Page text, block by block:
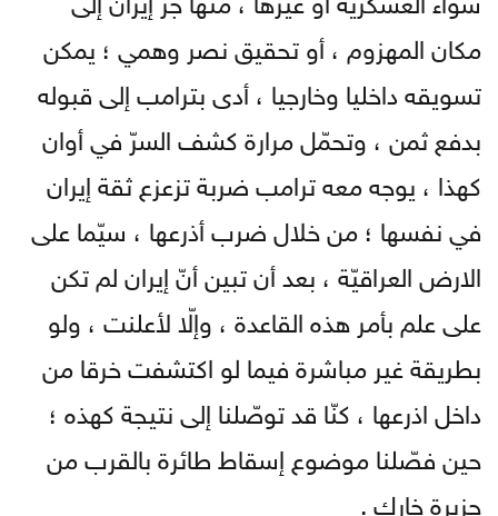
مكان المهزوم ، أو تحقيق نصر وهمي ؛ يمكن
تسويقه داخليا وخارجيا ، أدى بترامب إلى قبوله
بدفع ثمن ، وتحمّل مرارة كشف السرّ في أوان
كهذا ، يوجه معه ترامب ضربة تزعزع ثقة إيران
في نفسها ؛ من خلال ضرب أذرعها ، سيّما على
الارض العراقيّة ، بعد أن تبين أنّ إيران لم تكن
على علم بأمر هذه القاعدة ، وإلّا لأعلنت ، ولو
بطريقة غير مباشرة فيما لو اكتشفت خرقا من
داخل اذرعها ، كنّا قد توصّلنا إلى نتيجة كهذه ؛
حين فصّلنا موضوع إسقاط طائرة بالقرب من
جزيرة خارك .